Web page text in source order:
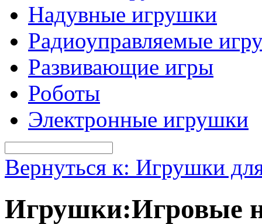
Надувные игрушки
Радиоуправляемые
Развивающие игры
Роботы
Электронные игрушки
Вернуться к: Игрушки
Игрушки:Игровые